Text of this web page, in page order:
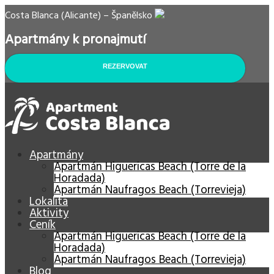
Costa Blanca (Alicante) – Španělsko
Apartmány k pronajmutí
REZERVOVAT
Apartmány
Apartmán Higuericas Beach (Torre de la
Horadada)
Apartmán Naufragos Beach (Torrevieja)
Lokalita
Aktivity
Ceník
Apartmán Higuericas Beach (Torre de la
Horadada)
Apartmán Naufragos Beach (Torrevieja)